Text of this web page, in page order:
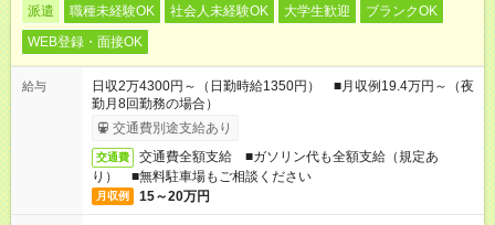
派遣 職種未経験OK 社会人未経験OK 大学生歓迎
ブランクOK
WEB登録・面接OK
給与
日収2万4300円～（日勤時給1350円） ■月収例19.4万円～（夜
勤月8回勤務の場合）
交通費別途支給あり
交通費
交通費全額支給 ■ガソリン代も全額支給（規定あ
り） ■無料駐車場もご相談ください
月収例 15～20万円